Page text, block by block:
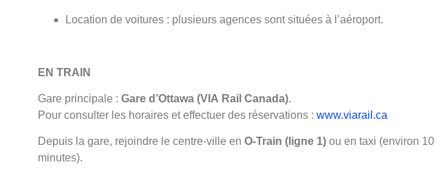
Location de voitures : plusieurs agences sont situées à l’aéroport.
EN TRAIN
Gare principale : Gare d’Ottawa (VIA Rail Canada).
Pour consulter les horaires et effectuer des réservations : www.viarail.ca
Depuis la gare, rejoindre le centre-ville en O-Train (ligne 1) ou en taxi (environ 10
minutes).